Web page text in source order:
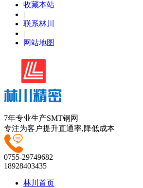
收藏本站
|
联系林川
|
网站地图
7年专业生产SMT钢网
专注为客户提升直通率,降低成本
0755-29749682
18928403435
林川首页